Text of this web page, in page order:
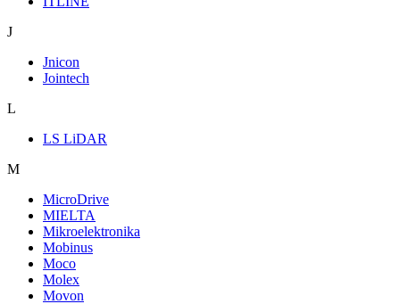
J
Jnicon
Jointech
L
LS LiDAR
M
MicroDrive
MIELTA
Mikroelektronika
Mobinus
Moco
Molex
Movon